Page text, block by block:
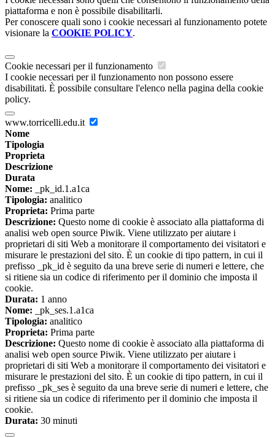
piattaforma e non è possibile disabilitarli.
Per conoscere quali sono i cookie necessari al funzionamento potete
visionare la COOKIE POLICY.
Cookie necessari per il funzionamento
I cookie necessari per il funzionamento non possono essere
disabilitati. È possibile consultare l'elenco nella pagina della cookie
policy.
www.torricelli.edu.it
Nome
Tipologia
Proprieta
Descrizione
Durata
Nome: _pk_id.1.a1ca
Tipologia: analitico
Proprieta: Prima parte
Descrizione: Questo nome di cookie è associato alla piattaforma di
analisi web open source Piwik. Viene utilizzato per aiutare i
proprietari di siti Web a monitorare il comportamento dei visitatori e
misurare le prestazioni del sito. È un cookie di tipo pattern, in cui il
prefisso _pk_id è seguito da una breve serie di numeri e lettere, che
si ritiene sia un codice di riferimento per il dominio che imposta il
cookie.
Durata: 1 anno
Nome: _pk_ses.1.a1ca
Tipologia: analitico
Proprieta: Prima parte
Descrizione: Questo nome di cookie è associato alla piattaforma di
analisi web open source Piwik. Viene utilizzato per aiutare i
proprietari di siti Web a monitorare il comportamento dei visitatori e
misurare le prestazioni del sito. È un cookie di tipo pattern, in cui il
prefisso _pk_ses è seguito da una breve serie di numeri e lettere, che
si ritiene sia un codice di riferimento per il dominio che imposta il
cookie.
Durata: 30 minuti